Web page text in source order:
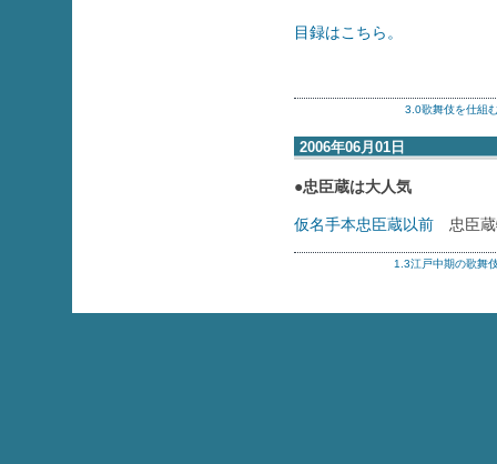
目録はこちら。
3.0歌舞伎を仕組
2006年06月01日
●忠臣蔵は大人気
仮名手本忠臣蔵以前 忠臣蔵
1.3江戸中期の歌舞